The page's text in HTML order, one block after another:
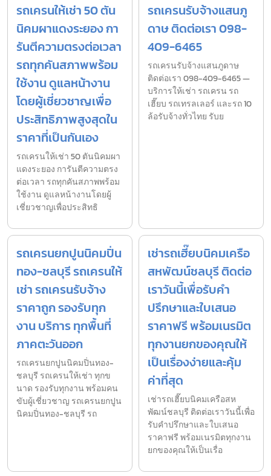
รถเครนให้เช่า 50 ตัน
นิคมผาแดงระยอง กา
รันตีความตรงต่อเวลา
รถทุกคันสภาพพร้อม
ใช้งาน ดูแลหน้างาน
โดยผู้เชี่ยวชาญเพื่อ
ประสิทธิภาพสูงสุดใน
ราคาที่เป็นกันเอง
รถเครนให้เช่า 50 ตันนิคมผา
แดงระยอง การันตีความตรง
ต่อเวลา รถทุกคันสภาพพร้อม
ใช้งาน ดูแลหน้างานโดยผู้
เชี่ยวชาญเพื่อประสิทธิ
รถเครนรับจ้างแสนภู
ดาษ ติดต่อเรา 098-
409-6465
รถเครนรับจ้างแสนภูดาษ
ติดต่อเรา 098-409-6465 —
บริการให้เช่า รถเครน รถ
เฮี๊ยบ รถเทรลเลอร์ และรถ 10
ล้อรับจ้างทั่วไทย รับย
รถเครนยกปูนนิคมปิ่น
ทอง-ชลบุรี รถเครนให้
เช่า รถเครนรับจ้าง
ราคาถูก รองรับทุก
งาน บริการ ทุกพื้นที่
ภาคตะวันออก
รถเครนยกปูนนิคมปิ่นทอง-
ชลบุรี รถเครนให้เช่า ทุกข
นาด รองรับทุกงาน พร้อมคน
ขับผู้เชี่ยวชาญ รถเครนยกปูน
นิคมปิ่นทอง-ชลบุรี รถ
เช่ารถเฮี๊ยบนิคมเครือ
สหพัฒน์ชลบุรี ติดต่อ
เราวันนี้เพื่อรับคำ
ปรึกษาและใบเสนอ
ราคาฟรี พร้อมเนรมิต
ทุกงานยกของคุณให้
เป็นเรื่องง่ายและคุ้ม
ค่าที่สุด
เช่ารถเฮี๊ยบนิคมเครือสห
พัฒน์ชลบุรี ติดต่อเราวันนี้เพื่อ
รับคำปรึกษาและใบเสนอ
ราคาฟรี พร้อมเนรมิตทุกงาน
ยกของคุณให้เป็นเรื่อ